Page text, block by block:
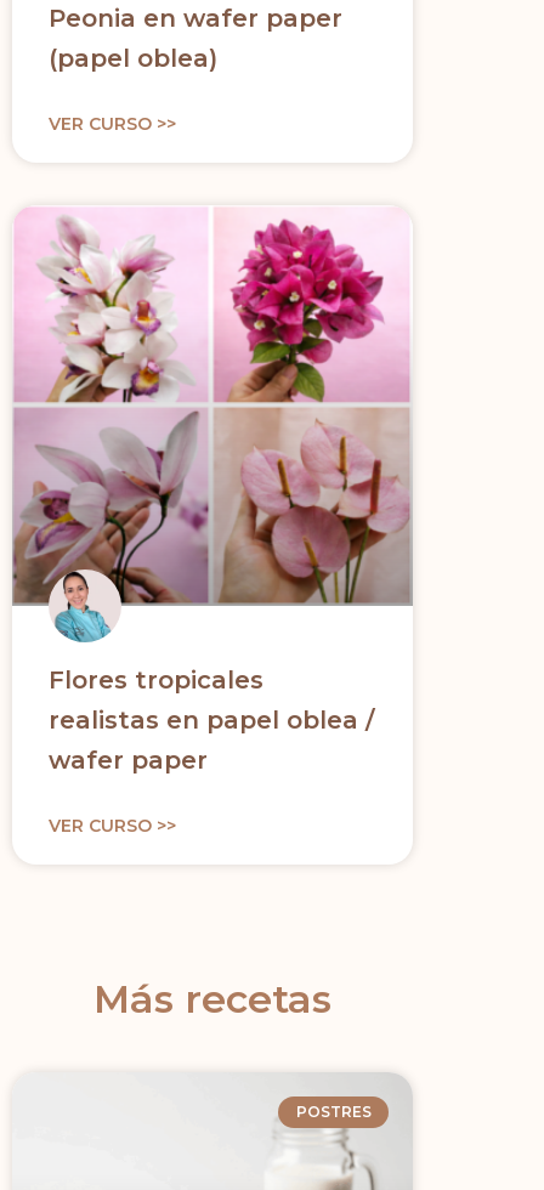
Peonia en wafer paper
(papel oblea)
VER CURSO >>
Flores tropicales
realistas en papel oblea /
wafer paper
VER CURSO >>
Más recetas
POSTRES